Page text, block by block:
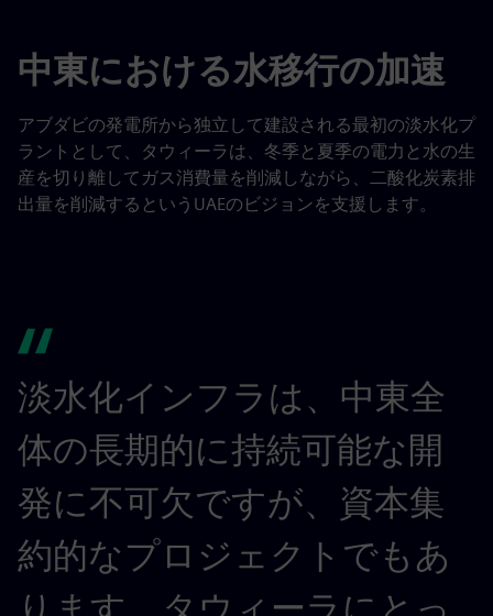
中東における水移行の加速
アブダビの発電所から独立して建設される最初の淡水化プ
ラントとして、タウィーラは、冬季と夏季の電力と水の生
産を切り離してガス消費量を削減しながら、二酸化炭素排
出量を削減するというUAEのビジョンを支援します。
淡水化インフラは、中東全
体の長期的に持続可能な開
発に不可欠ですが、資本集
約的なプロジェクトでもあ